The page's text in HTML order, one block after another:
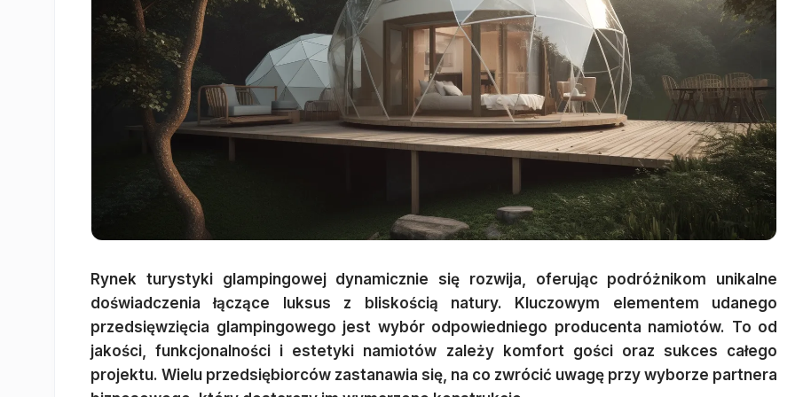
Rynek turystyki glampingowej dynamicznie się rozwija, oferując podróżnikom unikalne
doświadczenia łączące luksus z bliskością natury. Kluczowym elementem udanego
przedsięwzięcia glampingowego jest wybór odpowiedniego producenta namiotów. To od
jakości, funkcjonalności i estetyki namiotów zależy komfort gości oraz sukces całego
projektu. Wielu przedsiębiorców zastanawia się, na co zwrócić uwagę przy wyborze partnera